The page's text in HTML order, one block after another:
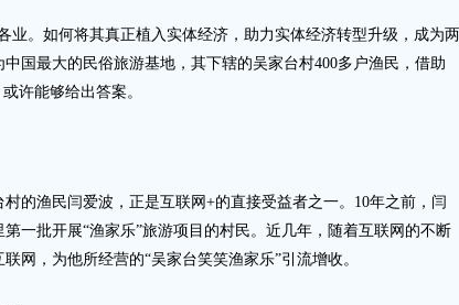
。如何将其真正植入实体经济，助力实体经济转型升级，成为两
国最大的民俗旅游基地，其下辖的吴家台村400多户渔民，借助
许能够给出答案。
渔民闫爱波，正是互联网+的直接受益者之一。10年之前，闫
一批开展“渔家乐”旅游项目的村民。近几年，随着互联网的不断
网，为他所经营的“吴家台笑笑渔家乐”引流增收。